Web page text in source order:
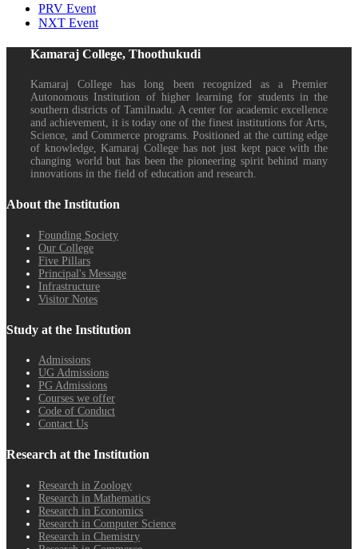
PRV Event
NXT Event
Kamaraj College, Thoothukudi
Kamaraj College has long been recognized as a Premier
Autonomous Institution of higher learning for students in the
southern districts of Tamilnadu. A center for academic excellence
and achievement, it is today one of the finest institutions for Arts,
Science, and Commerce programs. Positioned at the cutting edge
of knowledge, Kamaraj College has not just kept pace with the
changing world but has been the pioneering spirit behind many
innovations in the field of education and research.
About the Institution
Founding Society
Our College
Five Pillars
Principal's Message
Infrastructure
Visitor Notes
Study at the Institution
Admissions
UG Admissions
PG Admissions
Courses we offer
Code of Conduct
Contact Us
Research at the Institution
Research in Zoology
Research in Mathematics
Research in Economics
Research in Computer Science
Research in Chemistry